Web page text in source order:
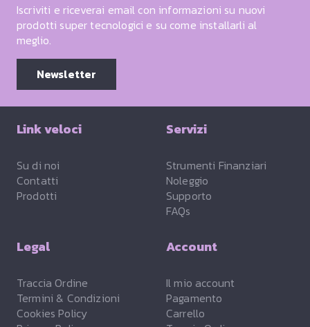
Iscriviti e riceverai email con informazioni su nuovi
prodotti super tecnologici e su come installarli al
meglio.
Newsletter
Link veloci
Su di noi
Contatti
Prodotti
Servizi
Strumenti Finanziari
Noleggio
Supporto
FAQs
Legal
Traccia Ordine
Termini & Condizioni
Cookies Policy
Account
Il mio account
Pagamento
Carrello